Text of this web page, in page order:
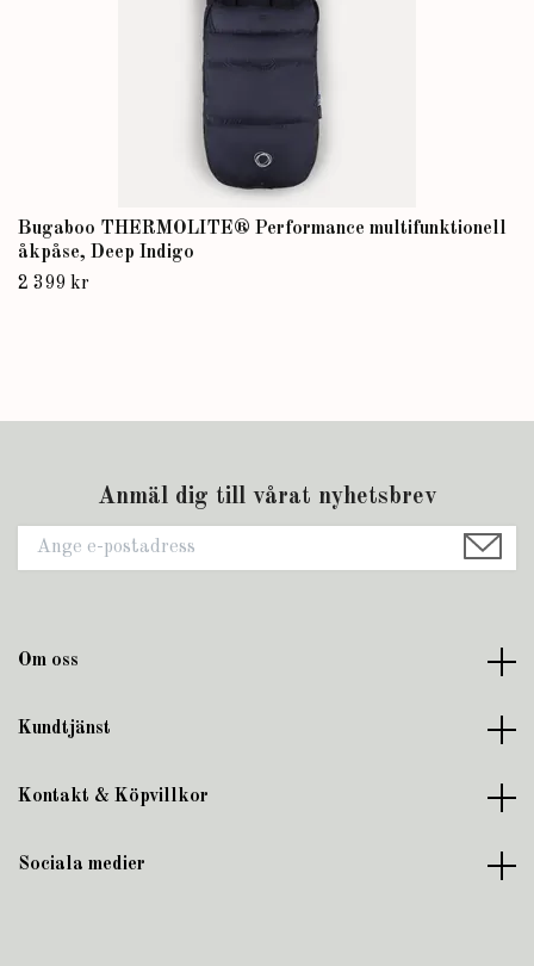
Bugaboo THERMOLITE® Performance multifunktionell
åkpåse, Deep Indigo
2 399 kr
Anmäl dig till vårat nyhetsbrev
Om oss
Kundtjänst
Kontakt & Köpvillkor
Sociala medier